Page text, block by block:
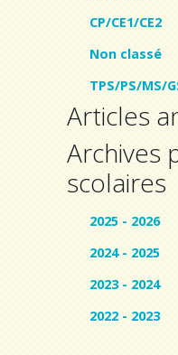
CP/CE1/CE2
Non classé
TPS/PS/MS/
Articles
Archives
scolaires
2025 - 2026
2024 - 2025
2023 - 2024
2022 - 2023